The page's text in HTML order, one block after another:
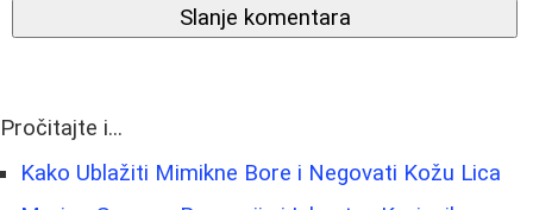
Slanje komentara
Pročitajte i...
Kako Ublažiti Mimikne Bore i Negovati Kožu Lica